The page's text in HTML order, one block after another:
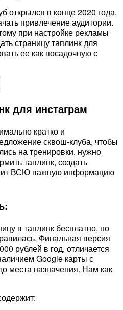
открылся в конце 2020 года,
привлечение аудитории.
при настройке рекламы
страницу таплинк для
ее как посадочную с
для инстаграм
кратко и
сквош-клуба, чтобы
на тренировки, нужно
таплинк, создать
ВСЮ важную информацию
в таплинк бесплатно, но
Финальная версия
рублей в год, отличается
Google карты с
места назначения. Нам как